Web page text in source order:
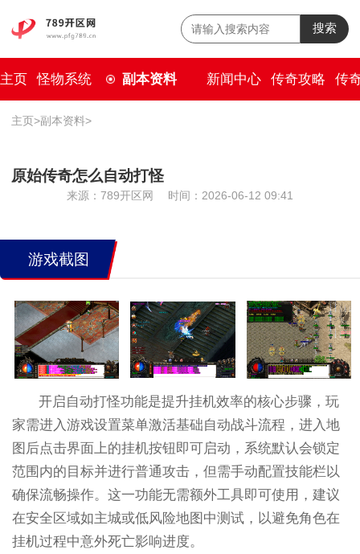
搜索
主页 怪物系统 副本资料 新闻中心 传奇攻略 传
主页>副本资料>
原始传奇怎么自动打怪
来源：789开区网 时间：2026-06-12 09:41
游戏截图
开启自动打怪功能是提升挂机效率的核心步骤，玩
家需进入游戏设置菜单激活基础自动战斗流程，进入地
图后点击界面上的挂机按钮即可启动，系统默认会锁定
范围内的目标并进行普通攻击，但需手动配置技能栏以
确保流畅操作。这一功能无需额外工具即可使用，建议
在安全区域如主城或低风险地图中测试，以避免角色在
挂机过程中意外死亡影响进度。